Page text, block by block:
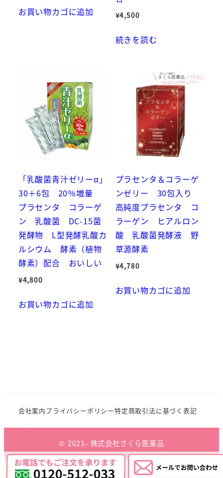
お買い物カゴに追加 ¥4,500
続きを読む
「乳酸菌青汁ゼリーα」
30＋6包 20％増量
プラセンタ コラーゲ
ン 乳酸菌 DC-15菌
発酵物 L型発酵乳酸カ
ルシウム 酵素（植物
酵素）配合 おいしい
¥4,800
お買い物カゴに追加
プラセンタ＆コラーゲ
ンゼリー 30包入り
高純度プラセンタ コ
ラーゲン ヒアルロン
酸 乳酸菌発酵液 野
草源酵素
¥4,780
お買い物カゴに追加
会社案内プライバシーポリシー特定商取引法に基づく表記
© 2021- 株式会社さくら医薬品